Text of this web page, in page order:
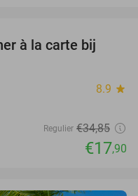
49%
à la carte bij
8.9 star
Regulier €34,85
€17,90